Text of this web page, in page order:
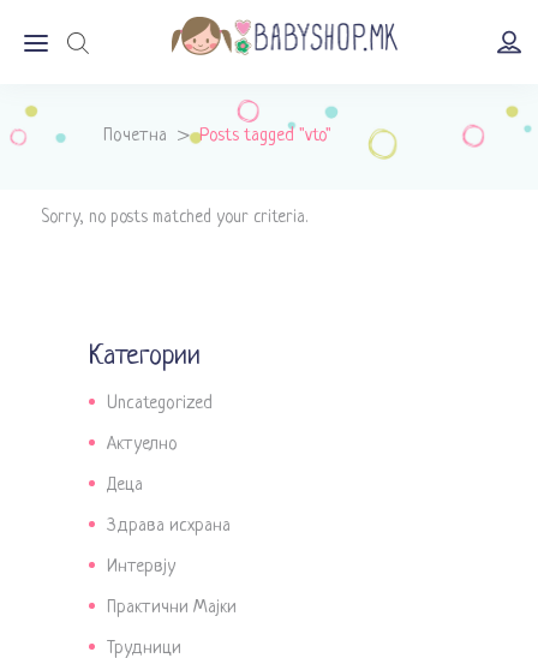
Почетна >Posts tagged "vto"
Sorry, no posts matched your criteria.
Категории
Uncategorized
Актуелно
Деца
Здрава исхрана
Интервју
Практични Мајки
Трудници